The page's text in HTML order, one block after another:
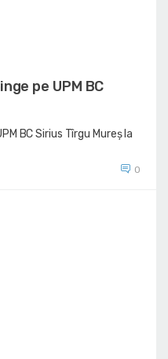
pe UPM BC
BC Sirius Tîrgu Mureș la
0